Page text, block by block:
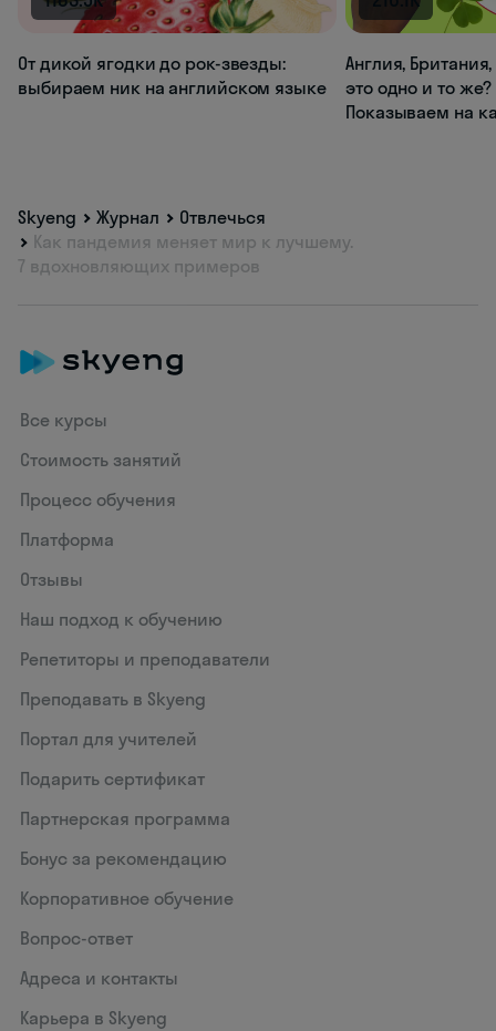
От дикой ягодки до рок-звезды:
выбираем ник на английском языке
Англия,
это одно и то
Показываем на
Skyeng Журнал
Отвлечься
Как пандемия меняет мир к лучшему.
7 вдохновляющих примеров
Все курсы
Стоимость занятий
Процесс обучения
Платформа
Отзывы
Наш подход к обучению
Репетиторы и преподаватели
Преподавать в Skyeng
Портал для учителей
Подарить сертификат
Партнерская программа
Бонус за рекомендацию
Корпоративное обучение
Вопрос-ответ
Адреса и контакты
Карьера в Skyeng